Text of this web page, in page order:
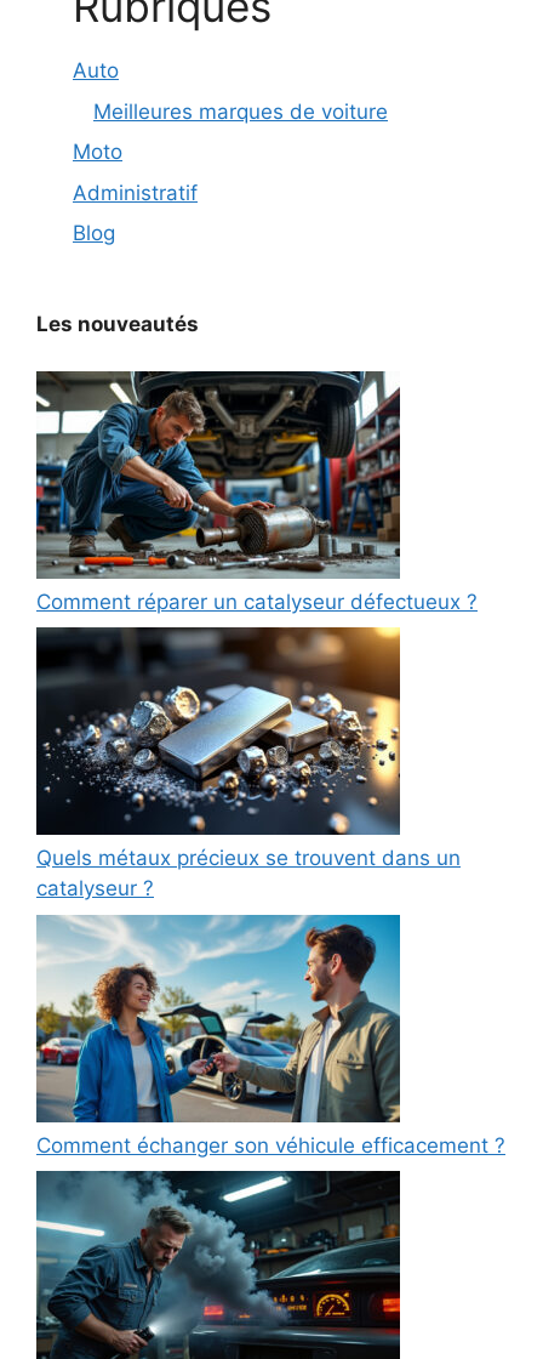
Auto
Meilleures marques de voiture
Moto
Administratif
Blog
Les nouveautés
Comment réparer un catalyseur défectueux ?
Quels métaux précieux se trouvent dans un
catalyseur ?
Comment échanger son véhicule efficacement ?